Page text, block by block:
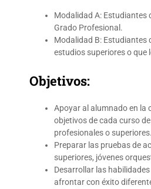
Modalidad A: Estudiantes
Grado Profesional.
Modalidad B: Estudiantes
estudios superiores o que
Objetivos:
Apoyar al alumnado en la
objetivos de cada curso
profesionales o superiores.
Preparar las pruebas de
superiores, jóvenes
Desarrollar las
afrontar con éxito